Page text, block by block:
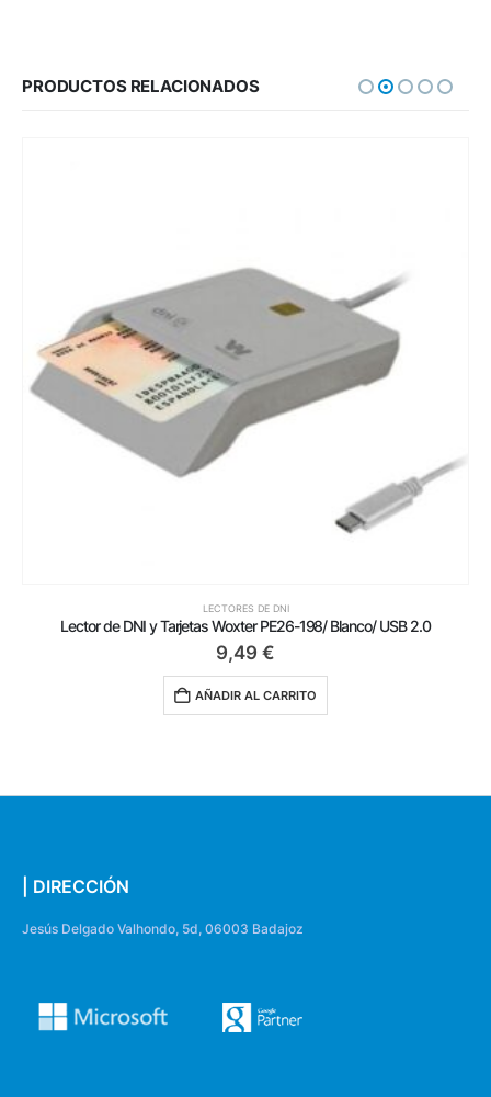
PRODUCTOS RELACIONADOS
LECTORES DE DNI
Lector de DNI y Tarjetas Woxter PE26-198/ Blanco/ USB 2.0
9,49 €
AÑADIR AL CARRITO
| DIRECCIÓN
Jesús Delgado Valhondo, 5d, 06003 Badajoz